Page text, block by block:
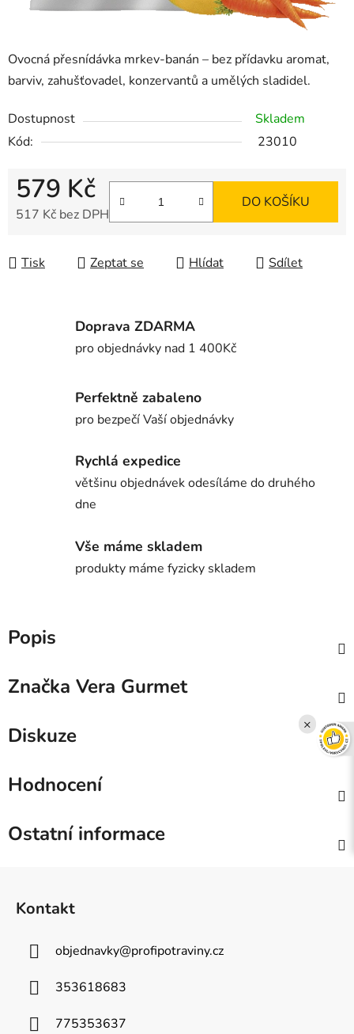
×
Ovocná přesnídávka mrkev-banán – bez přídavku aromat,
barviv, zahušťovadel, konzervantů a umělých sladidel.
Dostupnost
Skladem
Kód:
23010
579 Kč
517 Kč bez DPH
DO KOŠÍKU
Tisk Zeptat se Hlídat Sdílet
Doprava ZDARMA
pro objednávky nad 1 400Kč
Perfektně zabaleno
pro bezpečí Vaší objednávky
Rychlá expedice
většinu objednávek odesíláme do druhého
dne
Vše máme skladem
produkty máme fyzicky skladem
Popis
Značka Vera Gurmet
Diskuze
Hodnocení
Ostatní informace
Kontakt
objednavky@profipotraviny.cz
353618683
775353637